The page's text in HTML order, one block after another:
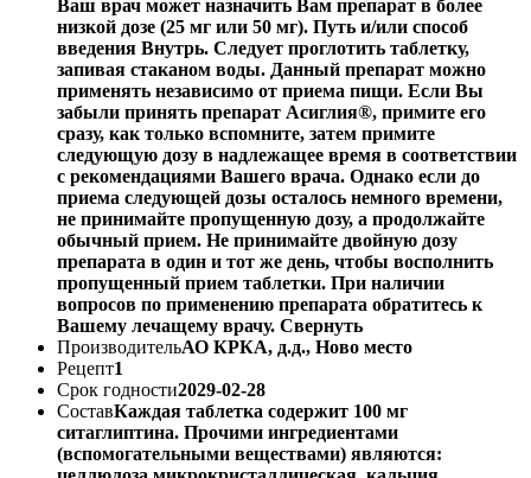
Ваш врач может назначить Вам препарат в более
низкой дозе (25 мг или 50 мг). Путь и/или способ
введения Внутрь. Следует проглотить таблетку,
запивая стаканом воды. Данный препарат можно
применять независимо от приема пищи. Если Вы
забыли принять препарат Асиглия®, примите его
сразу, как только вспомните, затем примите
следующую дозу в надлежащее время в соответствии
с рекомендациями Вашего врача. Однако если до
приема следующей дозы осталось немного времени,
не принимайте пропущенную дозу, а продолжайте
обычный прием. Не принимайте двойную дозу
препарата в один и тот же день, чтобы восполнить
пропущенный прием таблетки. При наличии
вопросов по применению препарата обратитесь к
Вашему лечащему врачу. Свернуть
ПроизводительАО КРКА, д.д., Ново место
Рецепт1
Срок годности2029-02-28
СоставКаждая таблетка содержит 100 мг
ситаглиптина. Прочими ингредиентами
(вспомогательными веществами) являются: